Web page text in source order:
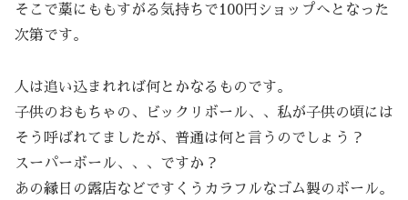
そこで藁にももすがる気持ちで100円ショップへとなった
次第です。
人は追い込まれれば何とかなるものです。
子供のおもちゃの、ビックリボール、、私が子供の頃には
そう呼ばれてましたが、普通は何と言うのでしょう？
スーパーボール、、、ですか？
あの縁日の露店などですくうカラフルなゴム製のボール。